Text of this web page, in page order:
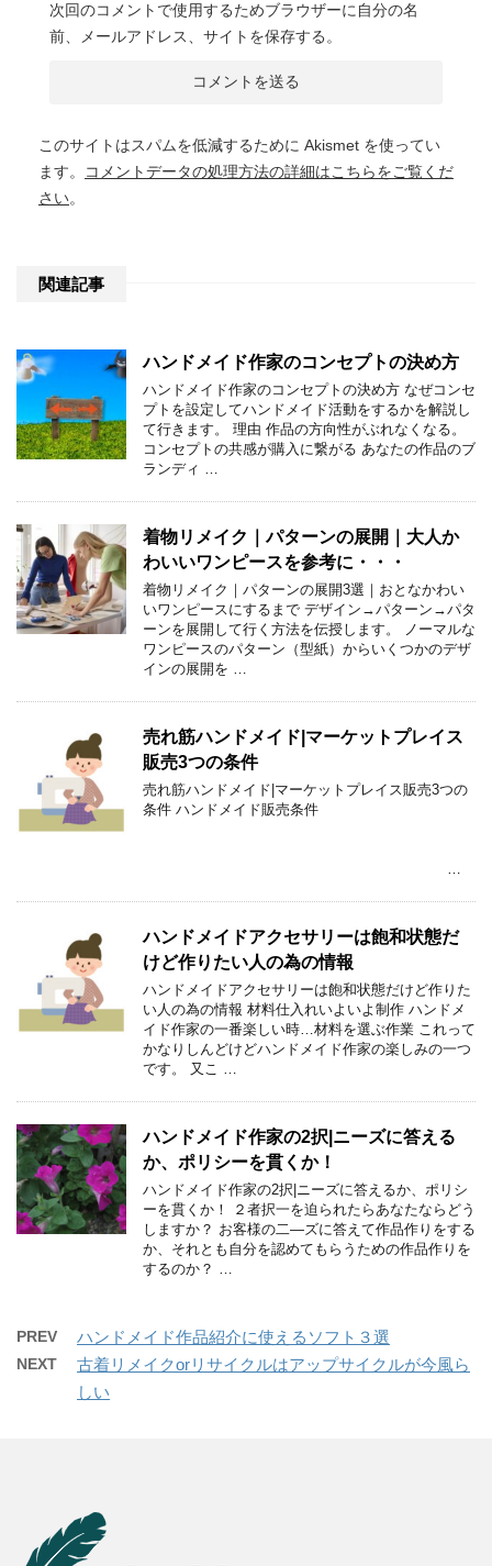
次回のコメントで使用するためブラウザーに自分の名
前、メールアドレス、サイトを保存する。
このサイトはスパムを低減するために Akismet を使ってい
ます。
コメントデータの処理方法の詳細はこちらをご覧くだ
さい。
関連記事
ハンドメイド作家のコンセプトの決め方
ハンドメイド作家のコンセプトの決め方 なぜコンセ
プトを設定してハンドメイド活動をするかを解説し
て行きます。 理由 作品の方向性がぶれなくなる。
コンセプトの共感が購入に繋がる あなたの作品のブ
ランディ …
着物リメイク｜パターンの展開｜大人か
わいいワンピースを参考に・・・
着物リメイク｜パターンの展開3選｜おとなかわい
いワンピースにするまで デザイン→パターン→パタ
ーンを展開して行く方法を伝授します。 ノーマルな
ワンピースのパターン（型紙）からいくつかのデザ
インの展開を …
売れ筋ハンドメイド|マーケットプレイス
販売3つの条件
売れ筋ハンドメイド|マーケットプレイス販売3つの
条件 ハンドメイド販売条件
…
ハンドメイドアクセサリーは飽和状態だ
けど作りたい人の為の情報
ハンドメイドアクセサリーは飽和状態だけど作りた
い人の為の情報 材料仕入れいよいよ制作 ハンドメ
イド作家の一番楽しい時…材料を選ぶ作業 これって
かなりしんどけどハンドメイド作家の楽しみの一つ
です。 又こ …
ハンドメイド作家の2択|ニーズに答える
か、ポリシーを貫くか！
ハンドメイド作家の2択|ニーズに答えるか、ポリシ
ーを貫くか！ ２者択一を迫られたらあなたならどう
しますか？ お客様の二―ズに答えて作品作りをする
か、それとも自分を認めてもらうための作品作りを
するのか？ …
PREV ハンドメイド作品紹介に使えるソフト３選
NEXT
古着リメイクorリサイクルはアップサイクルが今風ら
しい